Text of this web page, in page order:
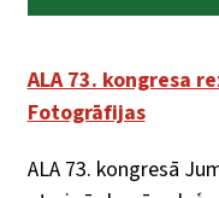
ALA 73. kongresa
Fotogrāfijas
ALA 73. kongresā